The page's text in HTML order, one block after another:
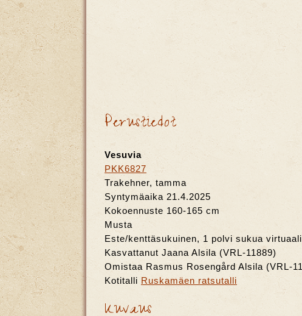
Perustiedot
Vesuvia
PKK6827
Trakehner, tamma
Syntymäaika 21.4.2025
Kokoennuste 160-165 cm
Musta
Este/kenttäsukuinen, 1 polvi sukua
Kasvattanut Jaana Alsila (VRL-11889)
Omistaa Rasmus Rosengård Alsila (VRL-
Kotitalli Ruskamäen ratsutalli